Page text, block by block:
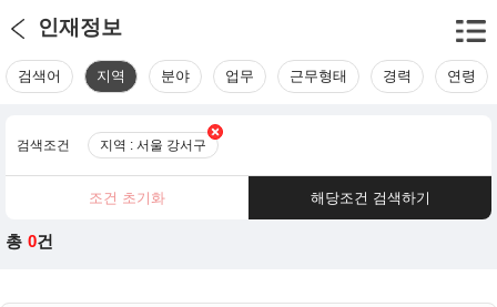
인재정보
검색어 지역 분야 업무 근무형태 경력 연령
검색조건 지역 : 서울 강서구
조건 초기화 해당조건 검색하기
총 0건